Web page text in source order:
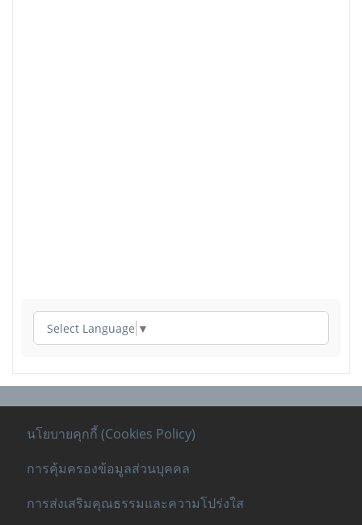
Select Language ▼
นโยบายคุกกี้ (Cookies Policy)
การคุ้มครองข้อมูลส่วนบุคคล
การส่งเสริมคุณธรรมและความโปร่งใส